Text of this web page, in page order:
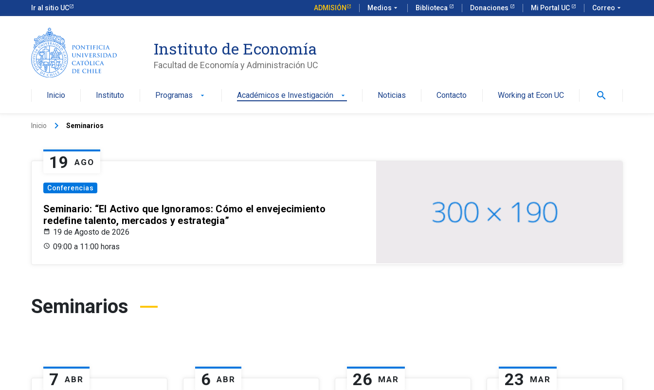
Ir al sitio UC ADMISIÓN Medios arrow_drop_down Biblioteca Donaciones Mi Portal UC Correo arrow_drop_down
Instituto de Economía
Facultad de Economía y Administración UC
Inicio Instituto Programas arrow_drop_down Académicos e Investigación arrow_drop_down Noticias Contacto Working at Econ UC search
Inicio keyboard_arrow_right Seminarios
19 AGO
Conferencias
Seminario: “El Activo que Ignoramos: Cómo el envejecimiento
redefine talento, mercados y estrategia”
19 de Agosto de 2026
09:00 a 11:00 horas
Seminarios
7 ABR 6 ABR 26 MAR 23 MAR